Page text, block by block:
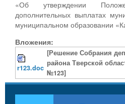
«Об утверждении
дополнительных выплатах
муниципальном образовании
Вложения:
r123.doc
[Решение Собрания
района Тверской
№123]